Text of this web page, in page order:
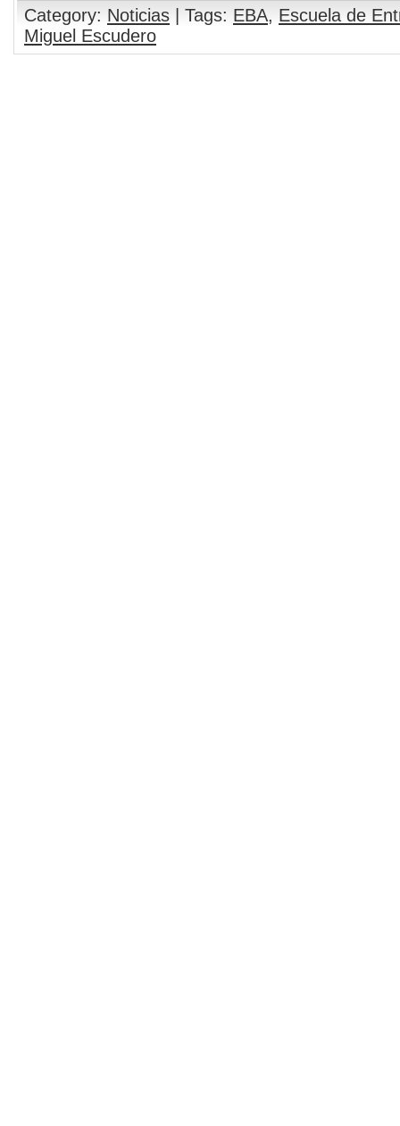
Category: Noticias | Tags: EBA, Escuela de
Miguel Escudero